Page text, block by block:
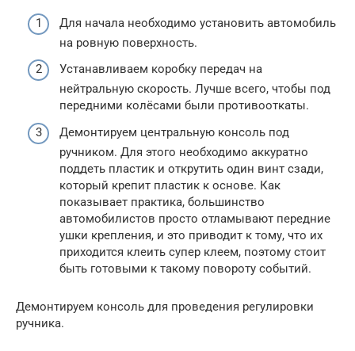
Для начала необходимо установить автомобиль
на ровную поверхность.
Устанавливаем коробку передач на
нейтральную скорость. Лучше всего, чтобы под
передними колёсами были противооткаты.
Демонтируем центральную консоль под
ручником. Для этого необходимо аккуратно
поддеть пластик и открутить один винт сзади,
который крепит пластик к основе. Как
показывает практика, большинство
автомобилистов просто отламывают передние
ушки крепления, и это приводит к тому, что их
приходится клеить супер клеем, поэтому стоит
быть готовыми к такому повороту событий.
Демонтируем консоль для проведения регулировки
ручника.